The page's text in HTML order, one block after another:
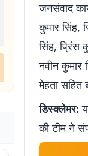
जनसंवाद
कुमार सिंह,
सिंह, प्रिंस
नवीन कुमार
मेहता सहित
डिस्क्लेमर:
की टीम ने